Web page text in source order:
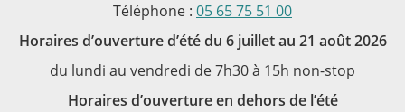
Téléphone : 05 65 75 51 00
Horaires d’ouverture d’été du 6 juillet au 21 août 2026
du lundi au vendredi de 7h30 à 15h non-stop
Horaires d’ouverture en dehors de l’été